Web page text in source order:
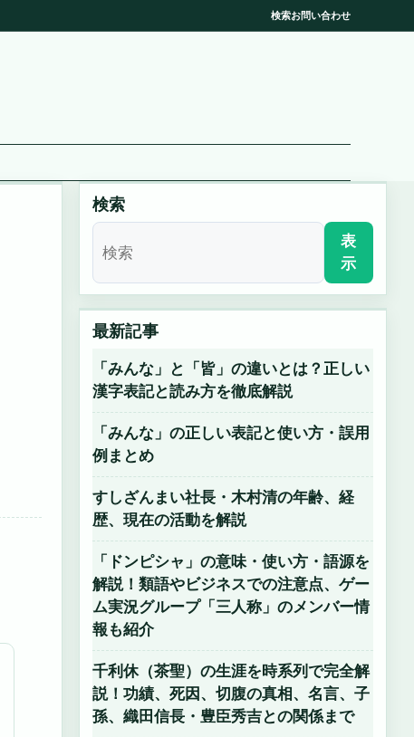
検索お問い合わせ
検索
表
示
最新記事
「みんな」と「皆」の違いとは？正しい
漢字表記と読み方を徹底解説
「みんな」の正しい表記と使い方・誤用
例まとめ
すしざんまい社長・木村清の年齢、経
歴、現在の活動を解説
「ドンピシャ」の意味・使い方・語源を
解説！類語やビジネスでの注意点、ゲー
ム実況グループ「三人称」のメンバー情
報も紹介
千利休（茶聖）の生涯を時系列で完全解
説！功績、死因、切腹の真相、名言、子
孫、織田信長・豊臣秀吉との関係まで